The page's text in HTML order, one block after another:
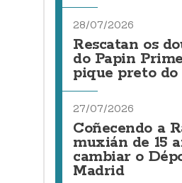
28/07/2026
Rescatan os
do Papin
pique preto
27/07/2026
Coñecendo a
muxián de 15
cambiar o
Madrid